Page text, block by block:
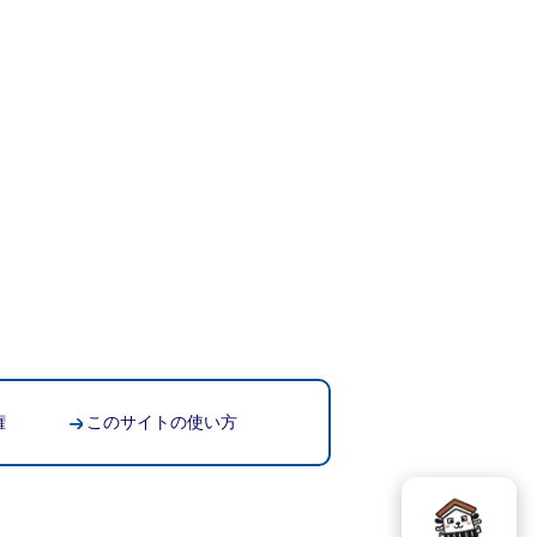
このサイトの使い方